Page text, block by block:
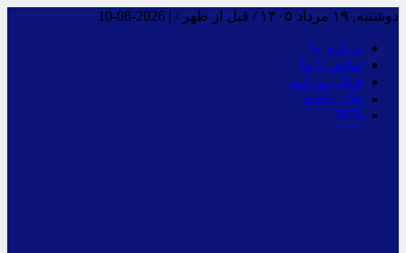
دوشنبه, ۱۹ مرداد ۱۴۰۵ / قبل از ظهر / |
2026-08-10
درباره ما
تماس با ما
فـال روزانـه
فال حافظ
RSS